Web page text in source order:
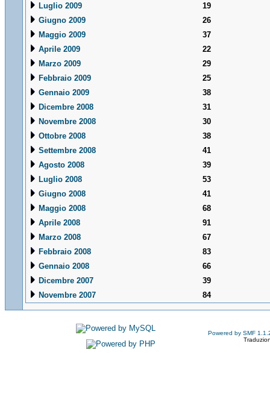
Luglio 2009
19
Giugno 2009
26
Maggio 2009
37
Aprile 2009
22
Marzo 2009
29
Febbraio 2009
25
Gennaio 2009
38
Dicembre 2008
31
Novembre 2008
30
Ottobre 2008
38
Settembre 2008
41
Agosto 2008
39
Luglio 2008
53
Giugno 2008
41
Maggio 2008
68
Aprile 2008
91
Marzo 2008
67
Febbraio 2008
83
Gennaio 2008
66
Dicembre 2007
39
Novembre 2007
84
Powered by SMF